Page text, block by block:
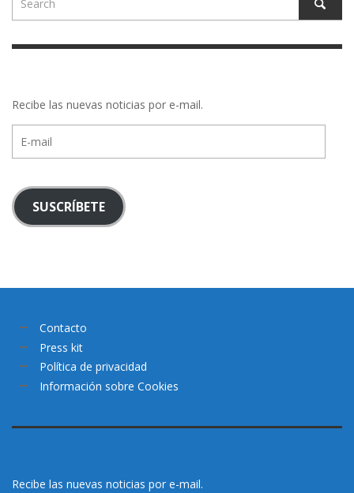
Recibe las nuevas noticias por e-mail.
mail
SUSCRÍBETE
Contacto
Press kit
Política de privacidad
Información sobre Cookies
Recibe las nuevas noticias por e-mail.